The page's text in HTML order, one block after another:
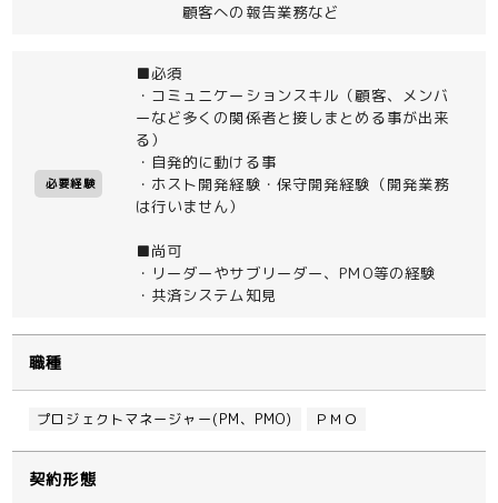
顧客への報告業務など
必要経験
■必須
・コミュニケーションスキル（顧客、メンバ
ーなど多くの関係者と接しまとめる事が出来
る）
・自発的に動ける事
・ホスト開発経験・保守開発経験（開発業務
は行いません）
■尚可
・リーダーやサブリーダー、PMO等の経験
・共済システム知見
職種
プロジェクトマネージャー(PM、PMO) ＰＭＯ
契約形態